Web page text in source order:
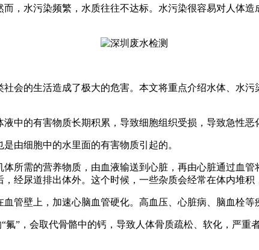
水污染频繁，水质往往不达标。水污染很容易对人体造
的生活造成了极大的危害。本文将重点介绍水体、水污
的有害物质长期积累，导致细胞组织受损，导致急性恶
细胞中的水里面的有害物质引起的。
需的营养物质，由血液输送到心脏，再由心脏通过血管
经尿道排出体外。这个时候，一些杂质会经常在体内堆积
壁上，加速心脑血管硬化。高血压、心脏病、脑血栓等
，会取代骨骼中的钙，导致人体骨质疏松、软化，严重